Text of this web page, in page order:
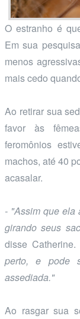
O estranho é
Em sua
menos
mais cedo
Ao retirar sua
favor às
feromônios
machos, até 40
acasalar.
- "Assim que ela
girando seus
disse Catherine.
perto, e pode
assediada."
Ao rasgar sua